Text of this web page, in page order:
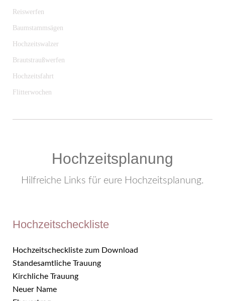
Reiswerfen
Baumstammsägen
Hochzeitswalzer
Brautstraußwerfen
Hochzeitsfahrt
Flitterwochen
Hochzeitsplanung
Hilfreiche Links für eure Hochzeitsplanung.
Hochzeitscheckliste
Hochzeitscheckliste zum Download
Standesamtliche Trauung
Kirchliche Trauung
Neuer Name